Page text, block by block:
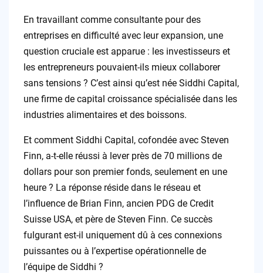
En travaillant comme consultante pour des
entreprises en difficulté avec leur expansion, une
question cruciale est apparue : les investisseurs et
les entrepreneurs pouvaient-ils mieux collaborer
sans tensions ? C’est ainsi qu’est née Siddhi Capital,
une firme de capital croissance spécialisée dans les
industries alimentaires et des boissons.
Et comment Siddhi Capital, cofondée avec Steven
Finn, a-t-elle réussi à lever près de 70 millions de
dollars pour son premier fonds, seulement en une
heure ? La réponse réside dans le réseau et
l’influence de Brian Finn, ancien PDG de Credit
Suisse USA, et père de Steven Finn. Ce succès
fulgurant est-il uniquement dû à ces connexions
puissantes ou à l’expertise opérationnelle de
l’équipe de Siddhi ?